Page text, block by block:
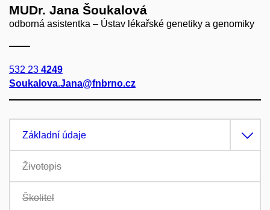
MUDr. Jana Šoukalová
odborná asistentka – Ústav lékařské genetiky a genomiky
532 23 4249
Soukalova.Jana@fnbrno.cz
Základní údaje
Životopis
Školitel